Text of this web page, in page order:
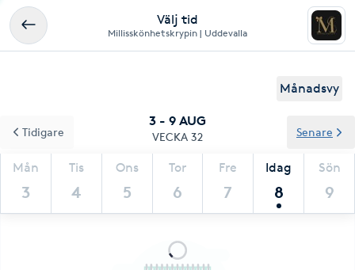
Välj tid
Millisskönhetskrypin | Uddevalla
Månadsvy
3 - 9 AUG
VECKA 32
Mån
3
Tis
4
Ons
5
Tor
6
Fre
7
Idag
8
Sön
9
Tidigare Senare